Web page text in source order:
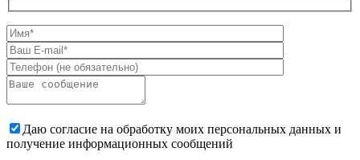
Даю согласие на обработку моих персональных данных и
получение информационных сообщений